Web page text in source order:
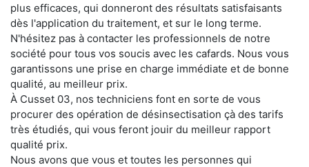
plus efficaces, qui donneront des résultats satisfaisants
dès l'application du traitement, et sur le long terme.
N'hésitez pas à contacter les professionnels de notre
société pour tous vos soucis avec les cafards. Nous vous
garantissons une prise en charge immédiate et de bonne
qualité, au meilleur prix.
À Cusset 03, nos techniciens font en sorte de vous
procurer des opération de désinsectisation çà des tarifs
très étudiés, qui vous feront jouir du meilleur rapport
qualité prix.
Nous avons que vous et toutes les personnes qui